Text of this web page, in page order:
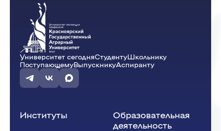
Университет сегодняСтудентуШкольнику
ПоступающемуВыпускникуАспиранту
Институты
Образовательная
деятельность